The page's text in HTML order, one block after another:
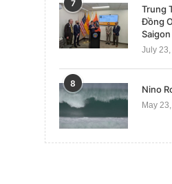
November 4, 2022
7
Trung
Đồng
July
8
Nino
May